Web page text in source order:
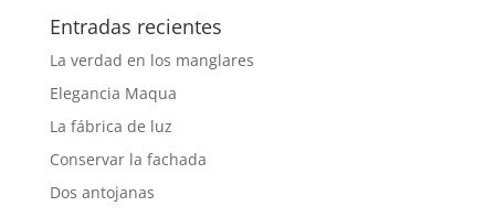
Entradas recientes
La verdad en los manglares
Elegancia Maqua
La fábrica de luz
Conservar la fachada
Dos antojanas